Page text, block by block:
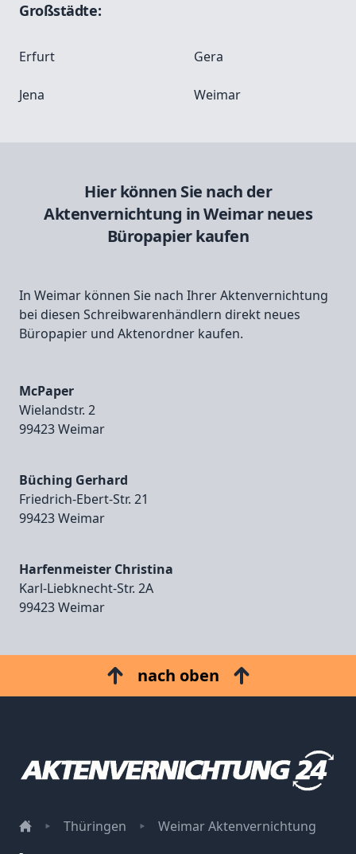
Großstädte:
Erfurt Gera
Jena Weimar
Hier können Sie nach der
Aktenvernichtung in Weimar neues
Büropapier kaufen
In Weimar können Sie nach Ihrer Aktenvernichtung
bei diesen Schreibwarenhändlern direkt neues
Büropapier und Aktenordner kaufen.
McPaper
Wielandstr. 2
99423 Weimar
Büching Gerhard
Friedrich‑Ebert‑Str. 21
99423 Weimar
Harfenmeister Christina
Karl‑Liebknecht‑Str. 2A
99423 Weimar
nach oben
Thüringen
Weimar Aktenvernichtung